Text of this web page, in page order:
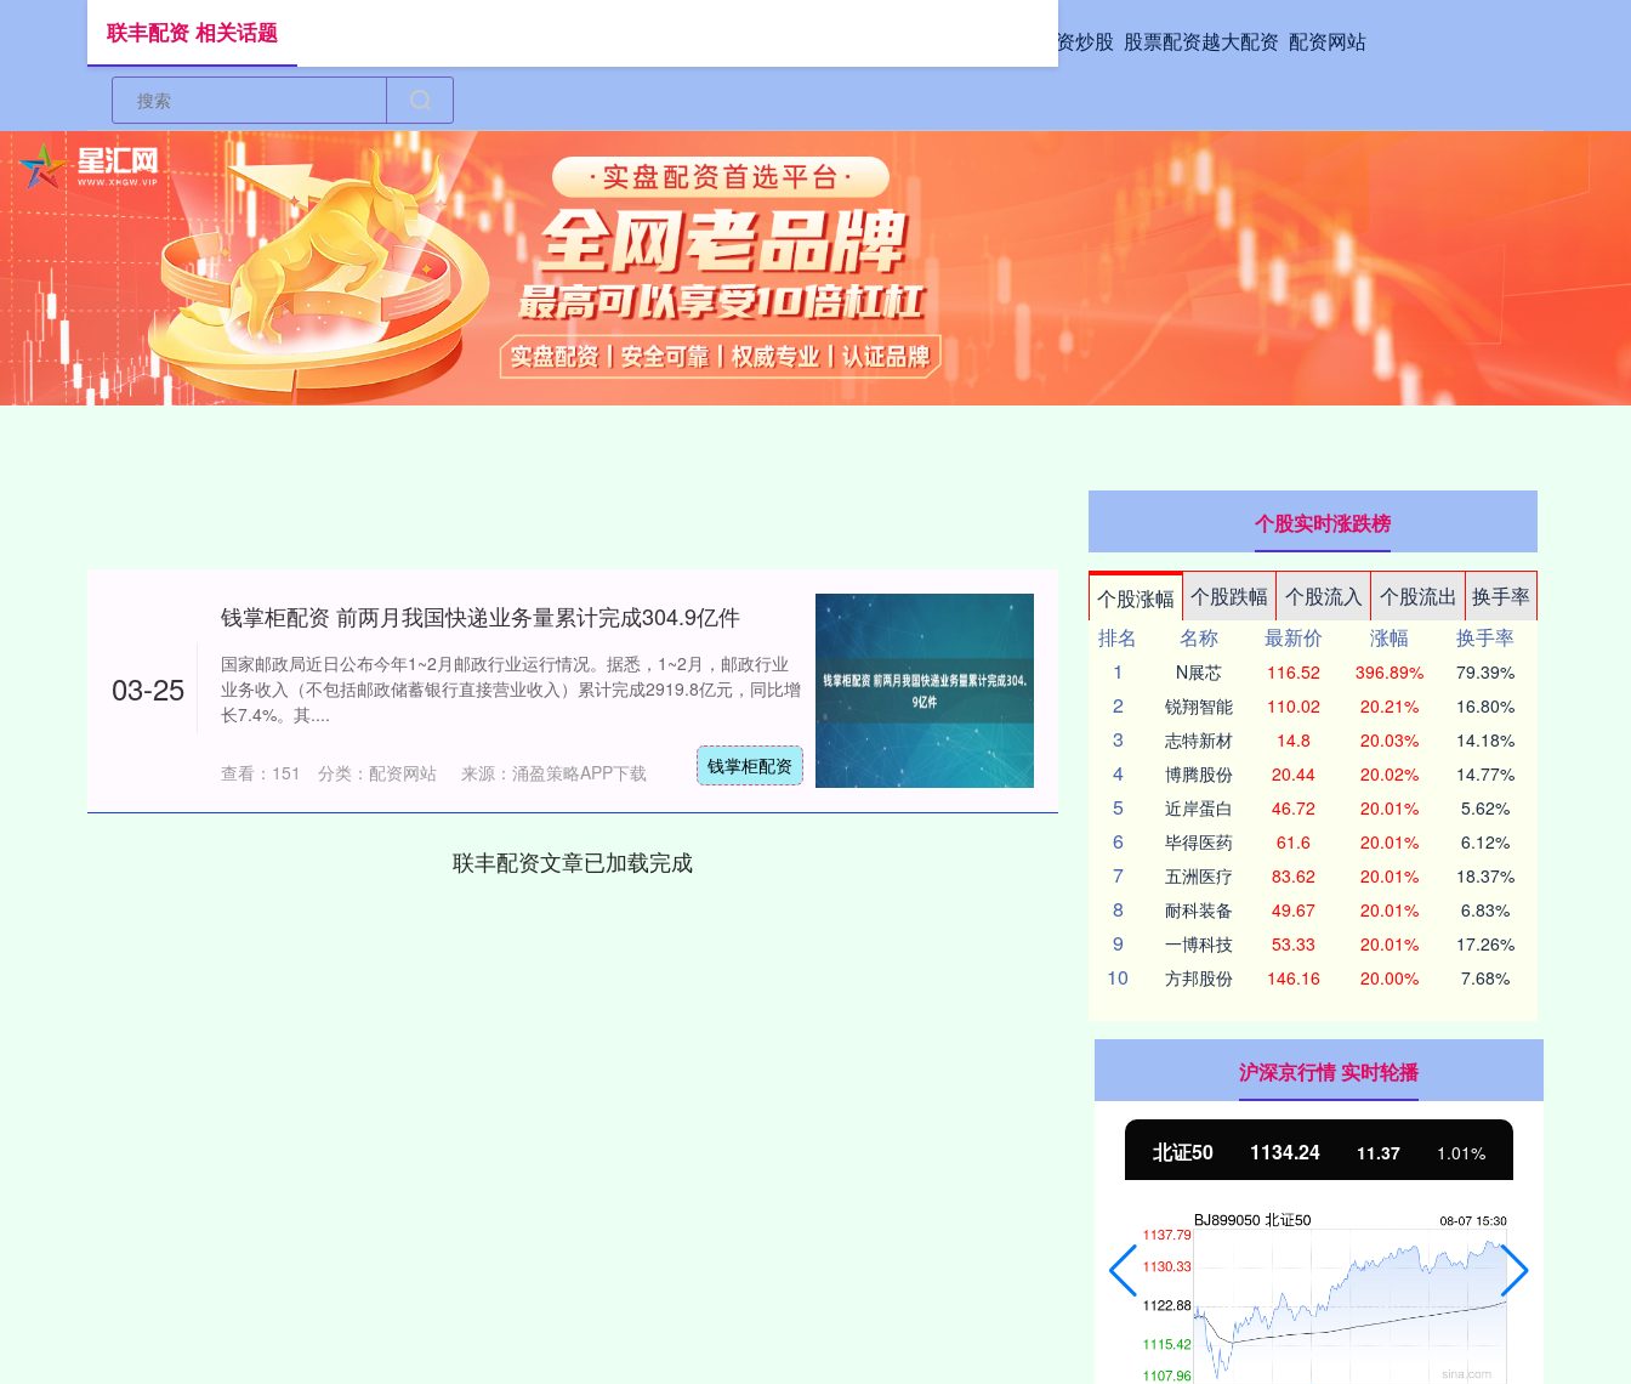
线上配资炒股 股票配资越大配资 配资网站
联丰配资 相关话题
03-25
钱掌柜配资 前两月我国快递业务量累计完成304.9亿件
国家邮政局近日公布今年1~2月邮政行业运行情况。据悉，1~2月，邮政行业
业务收入（不包括邮政储蓄银行直接营业收入）累计完成2919.8亿元，同比增
长7.4%。其....
钱掌柜配资
来源：涌盈策略APP下载
查看： 151 分类： 配资网站
联丰配资文章已加载完成
个股实时涨跌榜
个股涨幅 个股跌幅 个股流入 个股流出
换手率
排名
名称 最新价 涨幅
换手率
1
N展芯 116.52 396.89% 79.39%
2 锐翔智能 110.02 20.21% 16.80%
3 志特新材 14.8 20.03% 14.18%
4 博腾股份 20.44 20.02% 14.77%
5 近岸蛋白 46.72 20.01% 5.62%
6 毕得医药 61.6 20.01% 6.12%
7 五洲医疗 83.62 20.01% 18.37%
8 耐科装备 49.67 20.01% 6.83%
9 一博科技 53.33 20.01% 17.26%
10 方邦股份 146.16 20.00% 7.68%
沪深京行情 实时轮播
北证50 1134.24 11.37 1.01%